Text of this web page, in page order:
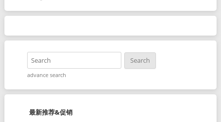
advance search
最新推荐&促销